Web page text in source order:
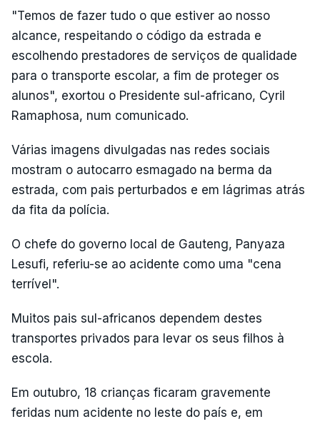
"Temos de fazer tudo o que estiver ao nosso
alcance, respeitando o código da estrada e
escolhendo prestadores de serviços de qualidade
para o transporte escolar, a fim de proteger os
alunos", exortou o Presidente sul-africano, Cyril
Ramaphosa, num comunicado.
Várias imagens divulgadas nas redes sociais
mostram o autocarro esmagado na berma da
estrada, com pais perturbados e em lágrimas atrás
da fita da polícia.
O chefe do governo local de Gauteng, Panyaza
Lesufi, referiu-se ao acidente como uma "cena
terrível".
Muitos pais sul-africanos dependem destes
transportes privados para levar os seus filhos à
escola.
Em outubro, 18 crianças ficaram gravemente
feridas num acidente no leste do país e, em